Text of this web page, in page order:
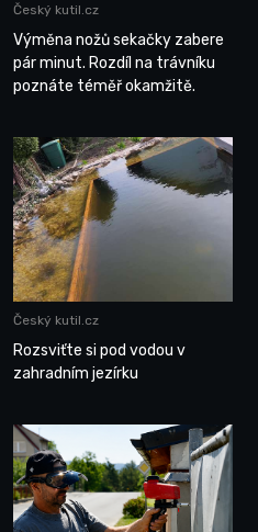
Český kutil.cz
Výměna nožů sekačky zabere
pár minut. Rozdíl na trávníku
poznáte téměř okamžitě.
Český kutil.cz
Rozsviťte si pod vodou v
zahradním jezírku